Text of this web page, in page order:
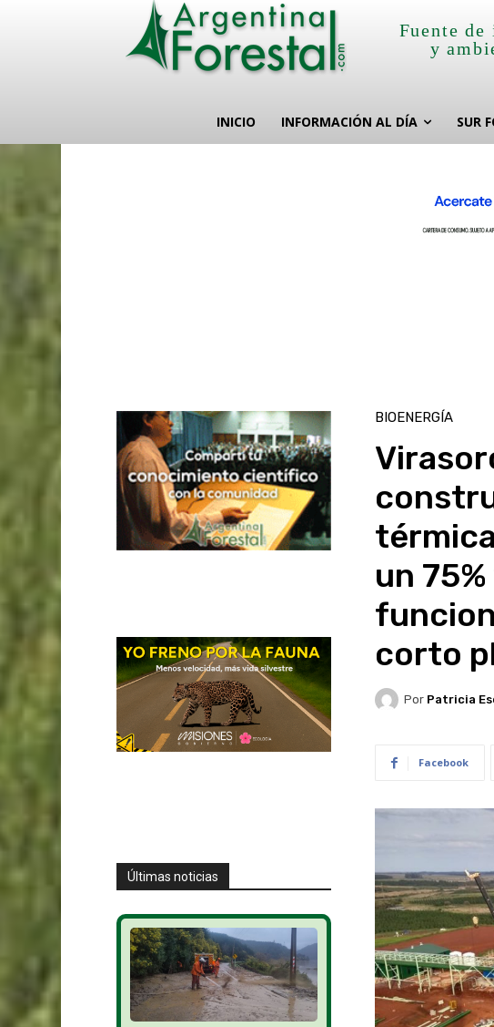
Fuente
y
INICIO INFORMACIÓN AL DÍA SUR
Últimas noticias
BIOENERGÍA
un
corto
Por Patricia
Facebook